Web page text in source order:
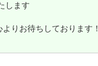
します
りお待ちしております！